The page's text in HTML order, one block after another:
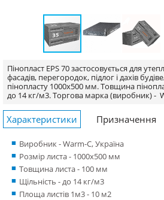
Пінопласт EPS 70 застосовується для
фасадів, перегородок, підлог і дахів
пінопласту 1000х500 мм. Товщина
до 14 кг/м3.Торгова марка (виробник) -
Характеристики Призначення
Виробник - Warm-C, Україна
Розмір листа - 1000x500 мм
Товщина листа - 100 мм
Щільність - до 14 кг/м3
Площа листів 1м3 - 10 м2